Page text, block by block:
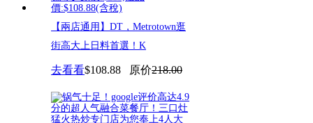
【兩店通用】DT，Metrotown逛
街高大上日料首選！K
去看看$108.88 原价218.00